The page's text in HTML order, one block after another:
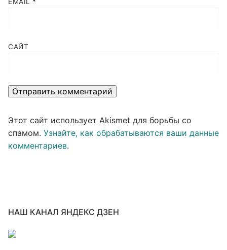
САЙТ
Этот сайт использует Akismet для борьбы со
спамом. Узнайте, как обрабатываются ваши данные
комментариев.
НАШ КАНАЛ ЯНДЕКС ДЗЕН